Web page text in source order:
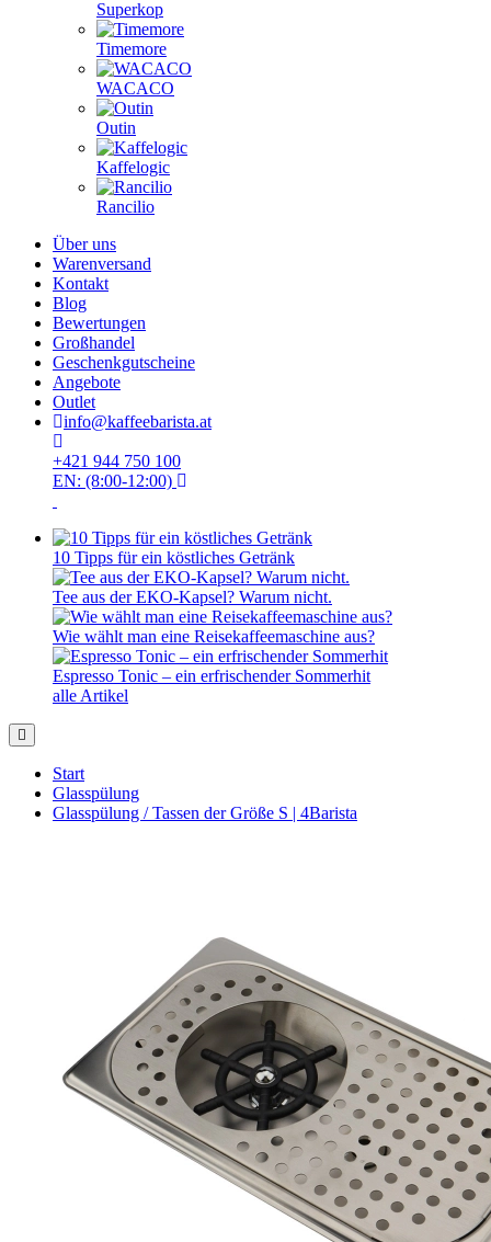
Superkop
Timemore
WACACO
Outin
Kaffelogic
Rancilio
Über uns
Warenversand
Kontakt
Blog
Bewertungen
Großhandel
Geschenkgutscheine
Angebote
Outlet
info@kaffeebarista.at
+421 944 750 100
EN: (8:00-12:00)
10 Tipps für ein köstliches Getränk
Tee aus der EKO-Kapsel? Warum nicht.
Wie wählt man eine Reisekaffeemaschine aus?
Espresso Tonic – ein erfrischender Sommerhit
alle Artikel
Start
Glasspülung
Glasspülung / Tassen der Größe S | 4Barista